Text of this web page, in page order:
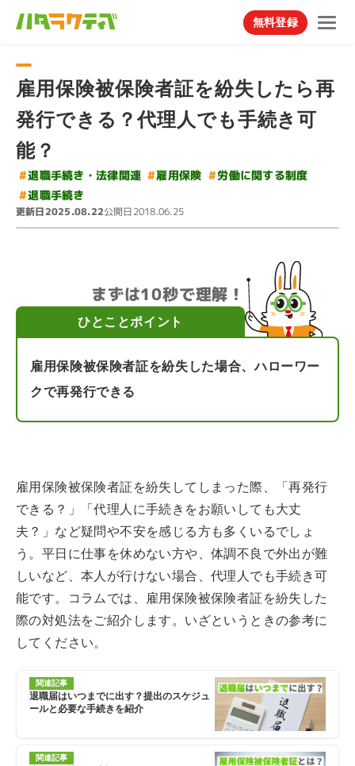
無料登録
雇用保険被保険者証を紛失したら再
発行できる？代理人でも手続き可
能？
#退職手続き・法律関連 #雇用保険 #労働に関する制度
#退職手続き
更新日2025.08.22公開日2018.06.25
まずは10秒で理解！
ひとことポイント
雇用保険被保険者証を紛失した場合、ハローワー
クで再発行できる
雇用保険被保険者証を紛失してしまった際、「再発行
できる？」「代理人に手続きをお願いしても大丈
夫？」など疑問や不安を感じる方も多くいるでしょ
う。平日に仕事を休めない方や、体調不良で外出が難
しいなど、本人が行けない場合、代理人でも手続き可
能です。コラムでは、雇用保険被保険者証を紛失した
際の対処法をご紹介します。いざというときの参考に
してください。
関連記事
退職届はいつまでに出す？提出のスケジュ
ールと必要な手続きを紹介
関連記事